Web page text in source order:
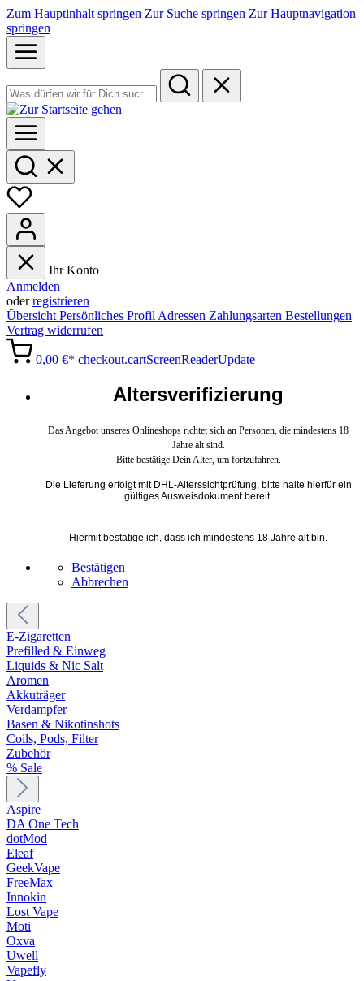
Zum Hauptinhalt springen Zur Suche springen Zur Hauptnavigation
springen
Ihr Konto
Anmelden
oderregistrieren
Übersicht Persönliches Profil Adressen Zahlungsarten Bestellungen
Vertrag widerrufen
0,00 €* checkout.cartScreenReaderUpdate
Altersverifizierung
Das Angebot unseres Onlineshops richtet sich an Personen, die mindestens 18
Jahre alt sind.
Bitte bestätige Dein Alter, um fortzufahren.
Die Lieferung erfolgt mit DHL-Alterssichtprüfung, bitte halte hierfür ein
gültiges Ausweisdokument bereit.
Hiermit bestätige ich, dass ich mindestens 18 Jahre alt bin.
Bestätigen
Abbrechen
E-Zigaretten
Prefilled & Einweg
Liquids & Nic Salt
Aromen
Akkuträger
Verdampfer
Basen & Nikotinshots
Coils, Pods, Filter
Zubehör
% Sale
Aspire
DA One Tech
dotMod
Eleaf
GeekVape
FreeMax
Innokin
Lost Vape
Moti
Oxva
Uwell
Vapefly